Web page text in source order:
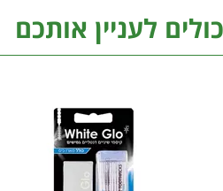
לעניין אותכם